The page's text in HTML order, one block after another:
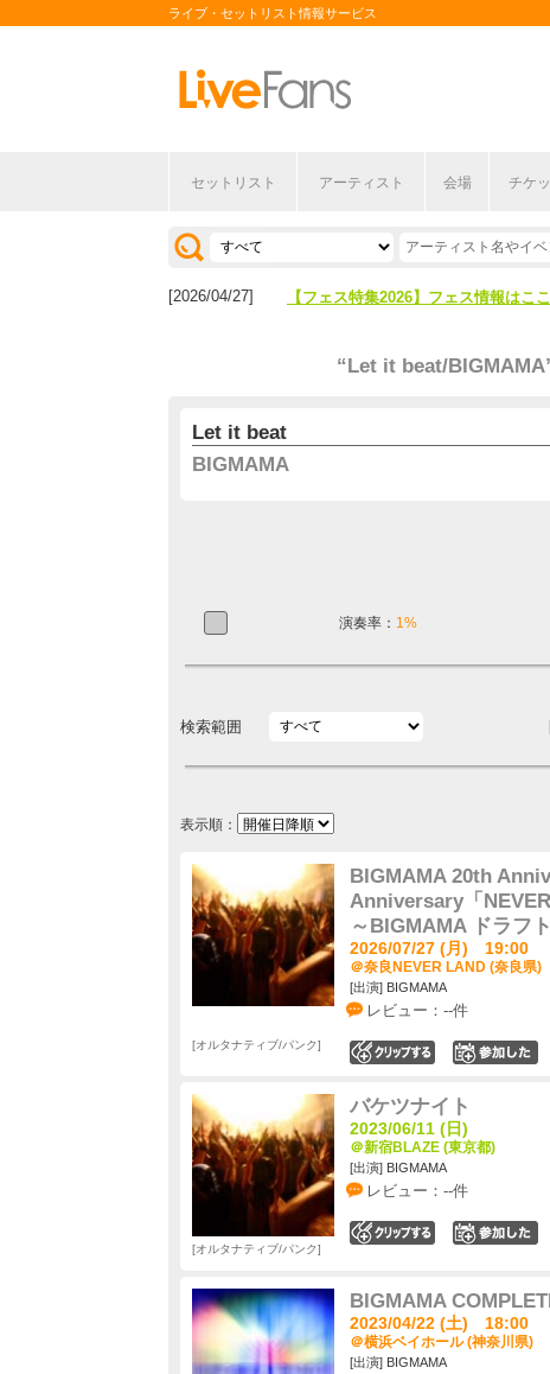
ライブ・セットリスト情報サービス
セットリスト アーティスト 会場 チケ
[2026/07/28] 【ライブ動員ランキング】2026年上
[2026/04/27] 【フェス特集2026】フェス情報はこ
“Let it beat/
Let it beat
BIGMAMA
演奏率： 1%
検索範囲
表示順：
BIGMAMA 20th
Anniversary「
～BIGMAMA ドラフ
2026/07/27 (月) 19:00
＠奈良NEVER LAND (奈良県)
[出演] BIGMAMA
レビュー：--件
オルタナティブ/パンク
バケツナイト
2023/06/11 (日)
＠新宿BLAZE (東京都)
[出演] BIGMAMA
レビュー：--件
オルタナティブ/パンク
BIGMAMA
2023/04/22 (土) 18:00
＠横浜ベイホール (神奈川県)
[出演] BIGMAMA